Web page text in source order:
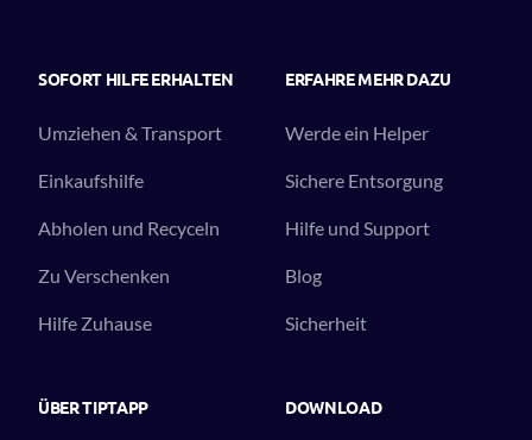
SOFORT HILFE ERHALTEN
Umziehen & Transport
Einkaufshilfe
Abholen und Recyceln
Zu Verschenken
Hilfe Zuhause
ERFAHRE MEHR DAZU
Werde ein Helper
Sichere Entsorgung
Hilfe und Support
Blog
Sicherheit
ÜBER TIPTAPP DOWNLOAD